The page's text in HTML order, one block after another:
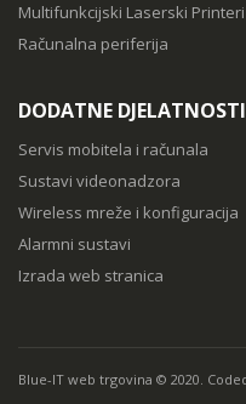
Multifunkcijski Laserski Printeri
Računalna periferija
DODATNE DJELATNOSTI
Servis mobitela i računala
Sustavi videonadzora
Wireless mreže i konfiguracija
Alarmni sustavi
Izrada web stranica
Blue-IT web trgovina © 2020.